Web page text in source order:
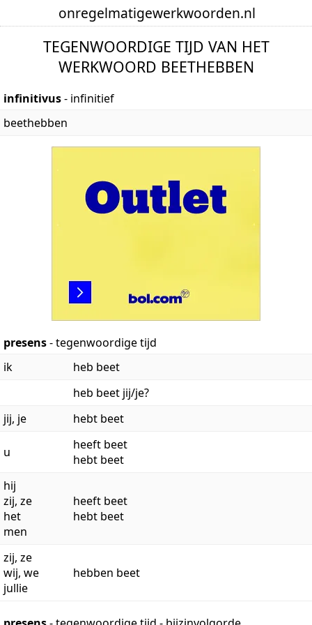
onregelmatigewerkwoorden.nl
TEGENWOORDIGE TIJD VAN HET
WERKWOORD BEETHEBBEN
infinitivus- infinitief
beethebben
presens- tegenwoordige tijd
ik
heb beet
heb beet jij/je?
jij, je
hebt beet
u
heeft beet
hebt beet
hij
zij, ze
het
men
heeft beet
hebt beet
zij, ze
wij, we
jullie
hebben beet